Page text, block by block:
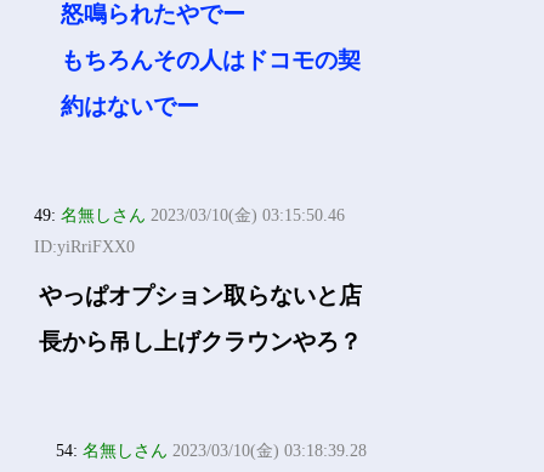
怒鳴られたやでー
もちろんその人はドコモの契
約はないでー
49:名無しさん 2023/03/10(金) 03:15:50.46
ID:yiRriFXX0
やっぱオプション取らないと店
長から吊し上げクラウンやろ？
54:名無しさん 2023/03/10(金) 03:18:39.28